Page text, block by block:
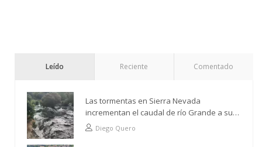
Leído Reciente Comentado
Las tormentas en Sierra Nevada
incrementan el caudal de río Grande a su
paso por Trevélez
Diego Quero